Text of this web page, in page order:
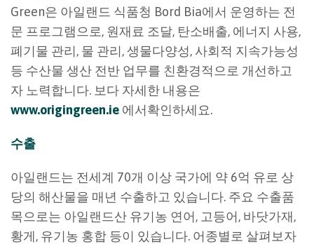
Green은 아일랜드 식품청 Bord Bia에서 운영하는 전
문 프로그램으로, 원재료 조달, 탄소배출, 에너지 사용,
폐기물 관리, 물 관리, 생물다양성, 사회적 지속가능성
등 수산물 생산 전반 업무를 친환경적으로 개선하고
자 노력합니다. 보다 자세한 내용은
www.origingreen.ie 에서확인하세요.
수출
아일랜드는 전세계 70개 이상 국가에 약 6억 유로 상
당의 해산물을 매년 수출하고 있습니다. 주요 수출품
목으로는 아일랜드산 유기농 연어, 고등어, 바닷가재,
황게, 유기농 홍합 등이 있습니다. 어종별로 살펴보자